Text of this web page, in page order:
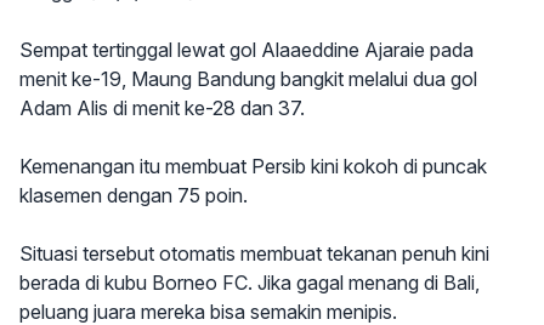
Sempat tertinggal lewat gol Alaaeddine Ajaraie pada
menit ke-19, Maung Bandung bangkit melalui dua gol
Adam Alis di menit ke-28 dan 37.
Kemenangan itu membuat Persib kini kokoh di puncak
klasemen dengan 75 poin.
Situasi tersebut otomatis membuat tekanan penuh kini
berada di kubu Borneo FC. Jika gagal menang di Bali,
peluang juara mereka bisa semakin menipis.